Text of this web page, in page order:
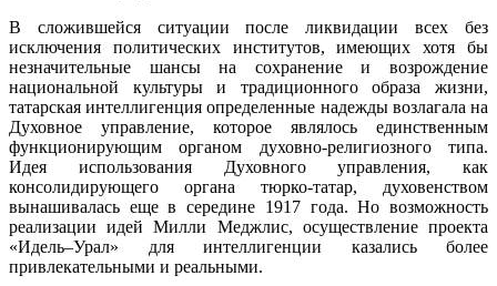
В сложившейся ситуации после ликвидации всех без
исключения политических институтов, имеющих хотя бы
незначительные шансы на сохранение и возрождение
национальной культуры и традиционного образа жизни,
татарская интеллигенция определенные надежды возлагала на
Духовное управление, которое являлось единственным
функционирующим органом духовно-религиозного типа.
Идея использования Духовного управления, как
консолидирующего органа тюрко-татар, духовенством
вынашивалась еще в середине 1917 года. Но возможность
реализации идей Милли Меджлис, осуществление проекта
«Идель–Урал» для интеллигенции казались более
привлекательными и реальными.